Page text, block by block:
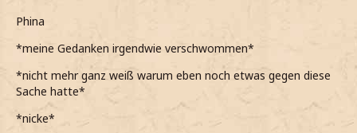
Phina
*meine Gedanken irgendwie verschwommen*
*nicht mehr ganz weiß warum eben noch etwas gegen diese
Sache hatte*
*nicke*